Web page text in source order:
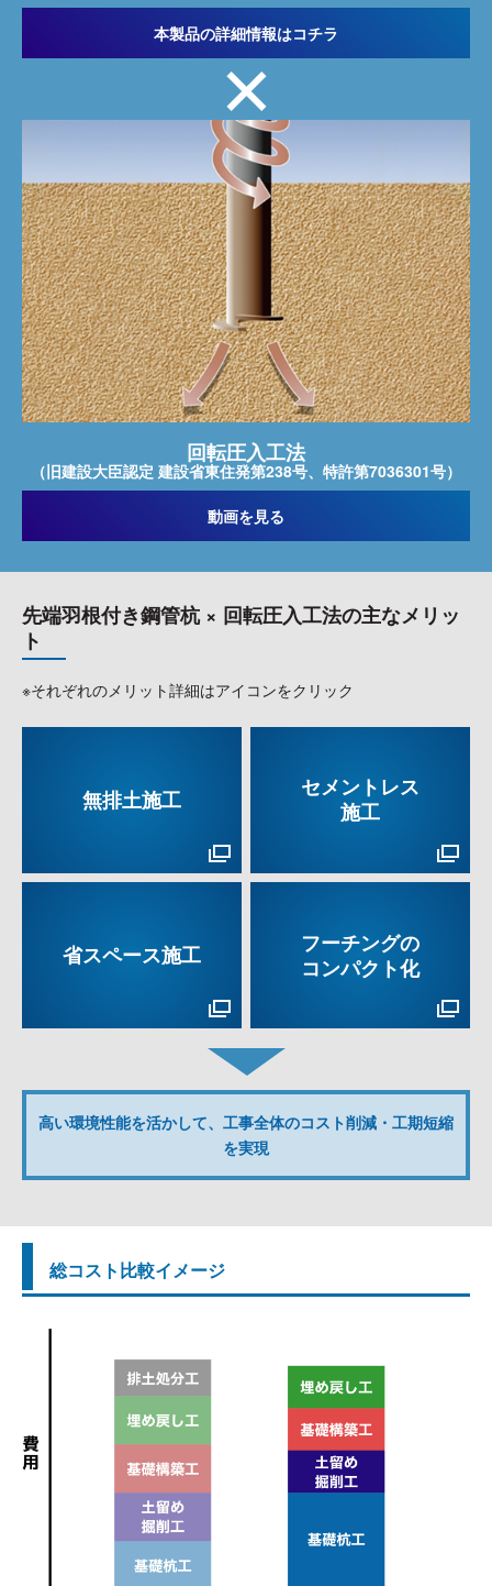
本製品の詳細情報はコチラ
回転圧入工法
（旧建設大臣認定 建設省東住発第238号、特許第7036301号）
動画を見る
先端羽根付き鋼管杭 × 回転圧入工法の主なメリッ
ト
※それぞれのメリット詳細はアイコンをクリック
無排土施工
セメントレス
施工
省スペース施工
フーチングの
コンパクト化
高い環境性能を活かして、工事全体のコスト削減・工期短縮
を実現
総コスト比較イメージ